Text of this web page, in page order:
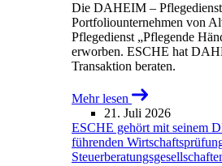
Die DAHEIM –
Portfoliounternehmen von
Pflegedienst „Pflegende
erworben. ESCHE hat
Transaktion beraten.
Mehr lesen
21. Juli 2026
ESCHE gehört mit seinem
führenden